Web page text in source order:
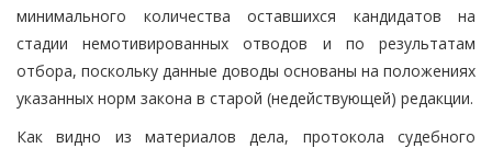
минимального количества оставшихся кандидатов на
стадии немотивированных отводов и по результатам
отбора, поскольку данные доводы основаны на положениях
указанных норм закона в старой (недействующей) редакции.
Как видно из материалов дела, протокола судебного